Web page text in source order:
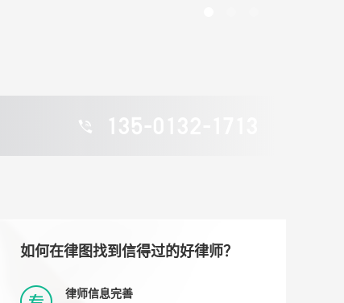
135-0132-1713
如何在律图找到信得过的好律师？
律师信息完善